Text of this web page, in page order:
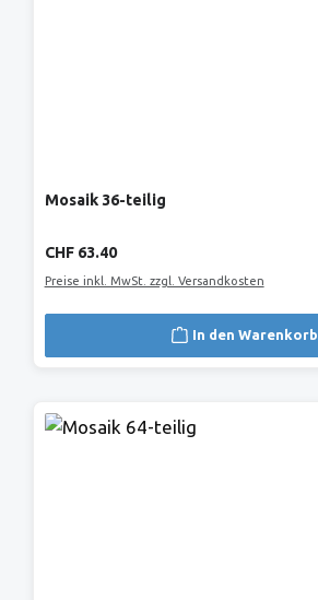
Mosaik 36-teilig
Regulärer Preis:
CHF 63.40
Preise inkl. MwSt. zzgl. Versandkosten
In den Warenkorb